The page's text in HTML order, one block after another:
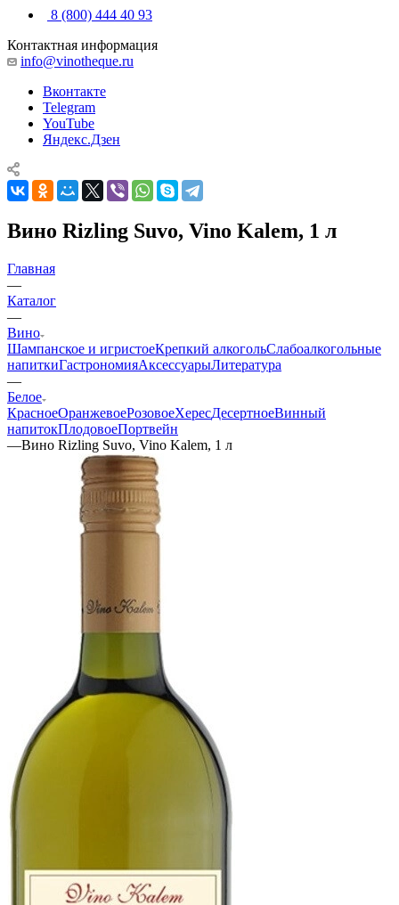
8 (800) 444 40 93
Контактная информация
info@vinotheque.ru
Вконтакте
Telegram
YouTube
Яндекс.Дзен
Вино Rizling Suvo, Vino Kalem, 1 л
Главная
—
Каталог
—
Вино
Шампанское и игристоеКрепкий алкогольСлабоалкогольные
напиткиГастрономияАксессуарыЛитература
—
Белое
КрасноеОранжевоеРозовоеХересДесертноеВинный
напитокПлодовоеПортвейн
—Вино Rizling Suvo, Vino Kalem, 1 л